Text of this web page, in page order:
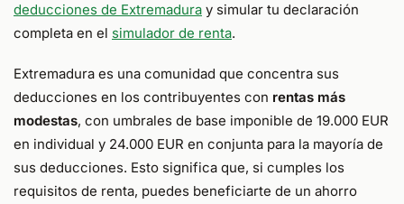
deducciones de Extremadura y simular tu declaración
completa en el simulador de renta.
Extremadura es una comunidad que concentra sus
deducciones en los contribuyentes con rentas más
modestas, con umbrales de base imponible de 19.000 EUR
en individual y 24.000 EUR en conjunta para la mayoría de
sus deducciones. Esto significa que, si cumples los
requisitos de renta, puedes beneficiarte de un ahorro